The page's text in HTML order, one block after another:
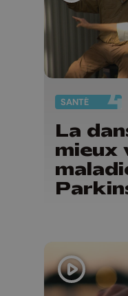
SANTÉ
La
mieux